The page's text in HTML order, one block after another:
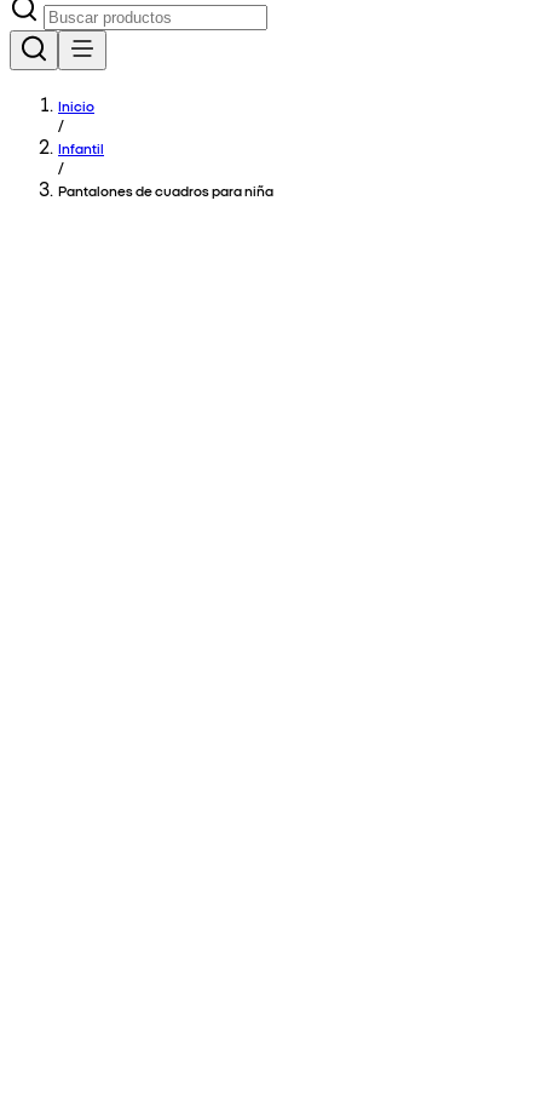
Inicio
/
Infantil
/
Pantalones de cuadros para niña